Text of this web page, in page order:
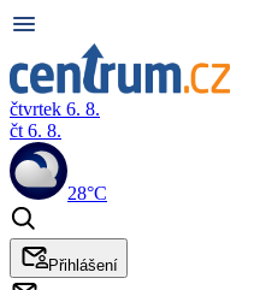
čtvrtek 6. 8.
čt 6. 8.
28°C
Přihlášení